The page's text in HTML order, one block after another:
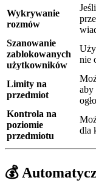
Wykrywanie
rozmów
Szanowanie
zablokowanych
użytkowników
nie
Limity na
przedmiot
aby
Kontrola na
poziomie
przedmiotu
dla
💰